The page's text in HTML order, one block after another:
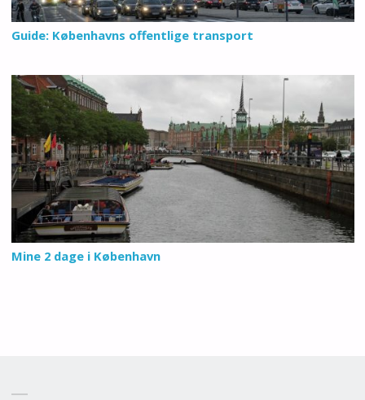
Guide: Københavns offentlige transport
Mine 2 dage i København